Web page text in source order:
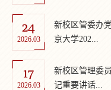
24
2026.03
新校区管委办党
京大学202...
17
2026.03
新校区管理委
记重要讲话...